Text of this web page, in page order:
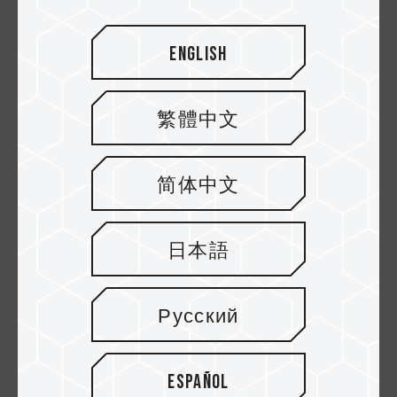
TEAMGROUP PD1000 SSD
SSD PD1000 hỗ trợ dung lượng tối đa lên tới 2 TB
và được xếp hạng IP68, mức bảo vệ đáng thèm
muốn hiếm có trong thế giới sản phẩm điện tử.
Chứng nhận hàng đầu này đảm bảo ổ đĩa hầu như
không thể xuyên qua bụi và nước nhờ quá trình kiểm
tra nghiêm ngặt ở tất cả các cấp độ. Cho dù bạn
đang lưu trữ dữ liệu chơi trò chơi, dự án sáng tạo
hay tệp hàng ngày, PD1000 đều cung cấp bộ lưu trữ
di động, đáng tin cậy cho phép bạn tự tin mang dữ
liệu của mình đi bất cứ đâu.
English
繁體中文
简体中文
日本語
Русский
Español